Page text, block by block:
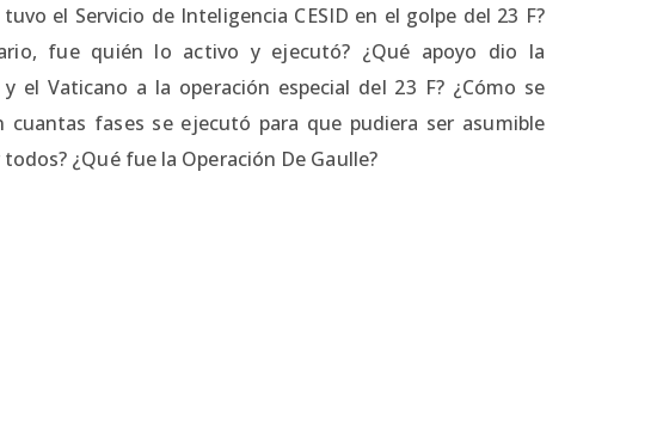
el Servicio de Inteligencia CESID en el golpe del 23 F?
fue quién lo activo y ejecutó? ¿Qué apoyo dio la
el Vaticano a la operación especial del 23 F? ¿Cómo se
cuantas fases se ejecutó para que pudiera ser asumible
¿Qué fue la Operación De Gaulle?